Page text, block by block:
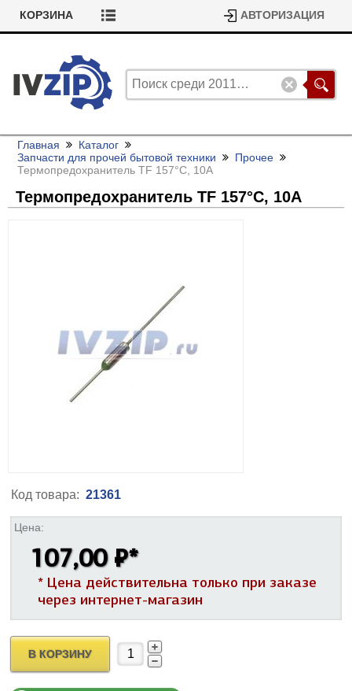
КОРЗИНА АВТОРИЗАЦИЯ
Главная
Каталог
Запчасти для прочей бытовой техники
Прочее
Термопредохранитель TF 157°С, 10А
Термопредохранитель TF 157°С, 10А
Код товара: 21361
Цена:
107,00 ₽*
* Цена действительна только при заказе
через интернет-магазин
В КОРЗИНУ